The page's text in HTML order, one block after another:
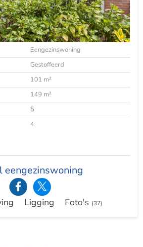
Eengezinswoning
Gestoffeerd
101 m²
149 m²
5
4
eengezinswoning
Ligging Foto's (37)